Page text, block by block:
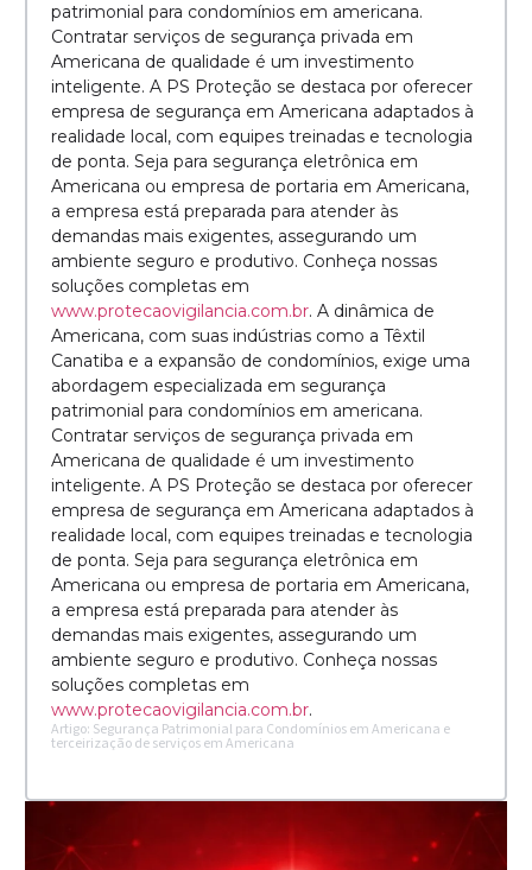
patrimonial para condomínios em americana.
Contratar serviços de segurança privada em
Americana de qualidade é um investimento
inteligente. A PS Proteção se destaca por oferecer
empresa de segurança em Americana adaptados à
realidade local, com equipes treinadas e tecnologia
de ponta. Seja para segurança eletrônica em
Americana ou empresa de portaria em Americana,
a empresa está preparada para atender às
demandas mais exigentes, assegurando um
ambiente seguro e produtivo. Conheça nossas
soluções completas em
www.protecaovigilancia.com.br. A dinâmica de
Americana, com suas indústrias como a Têxtil
Canatiba e a expansão de condomínios, exige uma
abordagem especializada em segurança
patrimonial para condomínios em americana.
Contratar serviços de segurança privada em
Americana de qualidade é um investimento
inteligente. A PS Proteção se destaca por oferecer
empresa de segurança em Americana adaptados à
realidade local, com equipes treinadas e tecnologia
de ponta. Seja para segurança eletrônica em
Americana ou empresa de portaria em Americana,
a empresa está preparada para atender às
demandas mais exigentes, assegurando um
ambiente seguro e produtivo. Conheça nossas
soluções completas em
www.protecaovigilancia.com.br.
Artigo: Segurança Patrimonial para Condomínios em Americana e
terceirização de serviços em Americana